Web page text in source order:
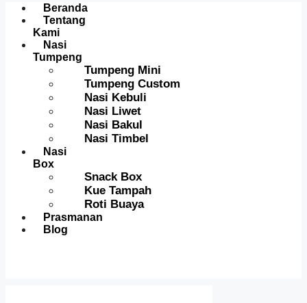
Menu
Beranda
Tentang
Kami
Nasi
Tumpeng
Tumpeng Mini
Tumpeng Custom
Nasi Kebuli
Nasi Liwet
Nasi Bakul
Nasi Timbel
Nasi
Box
Snack Box
Kue Tampah
Roti Buaya
Prasmanan
Blog